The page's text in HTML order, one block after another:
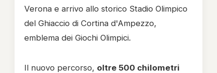
Verona e arrivo allo storico Stadio Olimpico
del Ghiaccio di Cortina d'Ampezzo,
emblema dei Giochi Olimpici.
Il nuovo percorso, oltre 500 chilometri